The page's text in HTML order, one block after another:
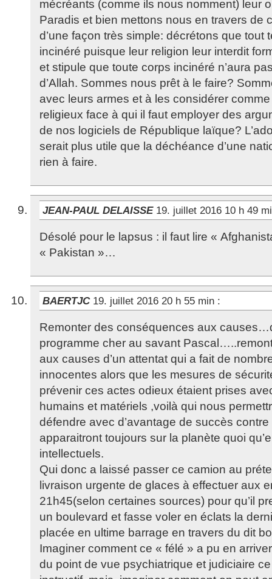
mécréants (comme ils nous nomment) leur
Paradis et bien mettons nous en travers de
d’une façon très simple: décrétons que tout
incinéré puisque leur religion leur interdit
et stipule que toute corps incinéré n’aura
d’Allah. Sommes nous prêt à le faire?
avec leurs armes et à les considérer
religieux face à qui il faut employer des
de nos logiciels de République laïque?
serait plus utile que la déchéance d’une
rien à faire.
JEAN-PAUL DELAISSE 19. juillet 2016 10 h 49
Désolé pour le lapsus : il faut lire «
« Pakistan »…
BAERTJC 19. juillet 2016 20 h 55 min :
Remonter des conséquences aux
programme cher au savant
aux causes d’un attentat qui a fait de
innocentes alors que les mesures de
prévenir ces actes odieux étaient prises
humains et matériels ,voilà qui nous
défendre avec d’avantage de succès
apparaitront toujours sur la planète quoi
intellectuels.
Qui donc a laissé passer ce camion au
livraison urgente de glaces à effectuer aux
21h45(selon certaines sources) pour qu’il
un boulevard et fasse voler en éclats la
placée en ultime barrage en travers du dit
Imaginer comment ce « félé » a pu en
du point de vue psychiatrique et judiciaire